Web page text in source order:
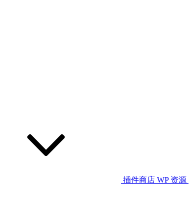
插件商店 WP 资源